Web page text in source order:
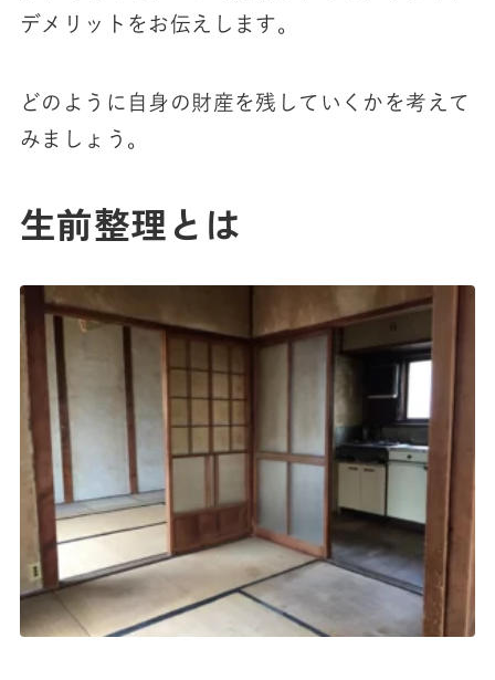
デメリットをお伝えします。
どのように自身の財産を残していくかを考えて
みましょう。
生前整理とは